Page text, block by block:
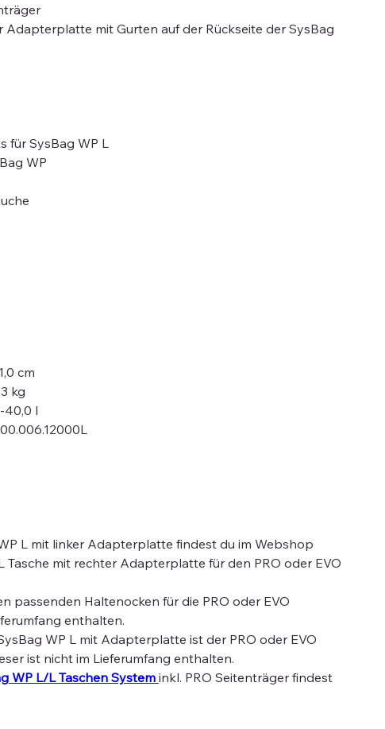
Adapterplatte mit Gurten auf der Rückseite der SysBag
für SysBag WP L
WP
cm
kg
40,0 l
L mit linker Adapterplatte findest du im Webshop
Tasche mit rechter Adapterplatte für den PRO oder EVO
passenden Haltenocken für die PRO oder EVO
enthalten.
WP L mit Adapterplatte ist der PRO oder EVO
ist nicht im Lieferumfang enthalten.
WP L/L Taschen System inkl. PRO Seitenträger findest